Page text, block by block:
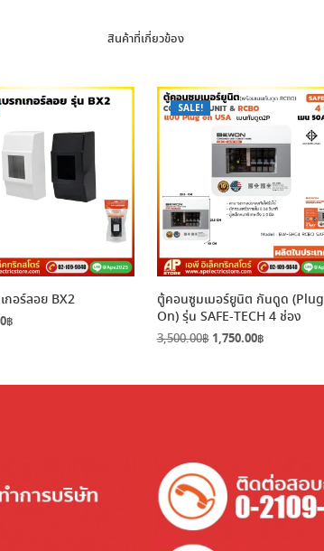
สินค้าที่เกี่ยวข้อง
กอร์ลอย BX2
฿
SALE!
ตู้คอนซูมเมอร์ยูนิต กันดูด (Plug
On) รุ่น SAFE-TECH 4 ช่อง
3,500.00฿ Original
3,500.00฿.
1,750.00฿Current
1,750.00฿.